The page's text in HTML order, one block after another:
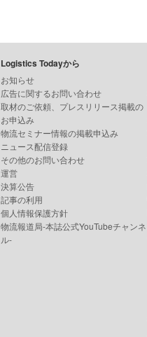
Logistics Todayから
お知らせ
広告に関するお問い合わせ
取材のご依頼、プレスリリース掲載の
お申込み
物流セミナー情報の掲載申込み
ニュース配信登録
その他のお問い合わせ
運営
決算公告
記事の利用
個人情報保護方針
物流報道局-本誌公式YouTubeチャンネ
ル-